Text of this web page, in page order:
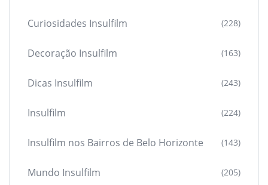
Curiosidades Insulfilm (228)
Decoração Insulfilm (163)
Dicas Insulfilm (243)
Insulfilm (224)
Insulfilm nos Bairros de Belo Horizonte (143)
Mundo Insulfilm (205)